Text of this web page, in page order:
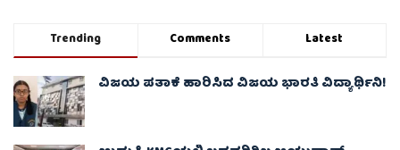
Trending Comments Latest
ವಿಜಯ ಪತಾಕೆ ಹಾರಿಸಿದ ವಿಜಯ ಭಾರತಿ ವಿದ್ಯಾರ್ಥಿನಿ!